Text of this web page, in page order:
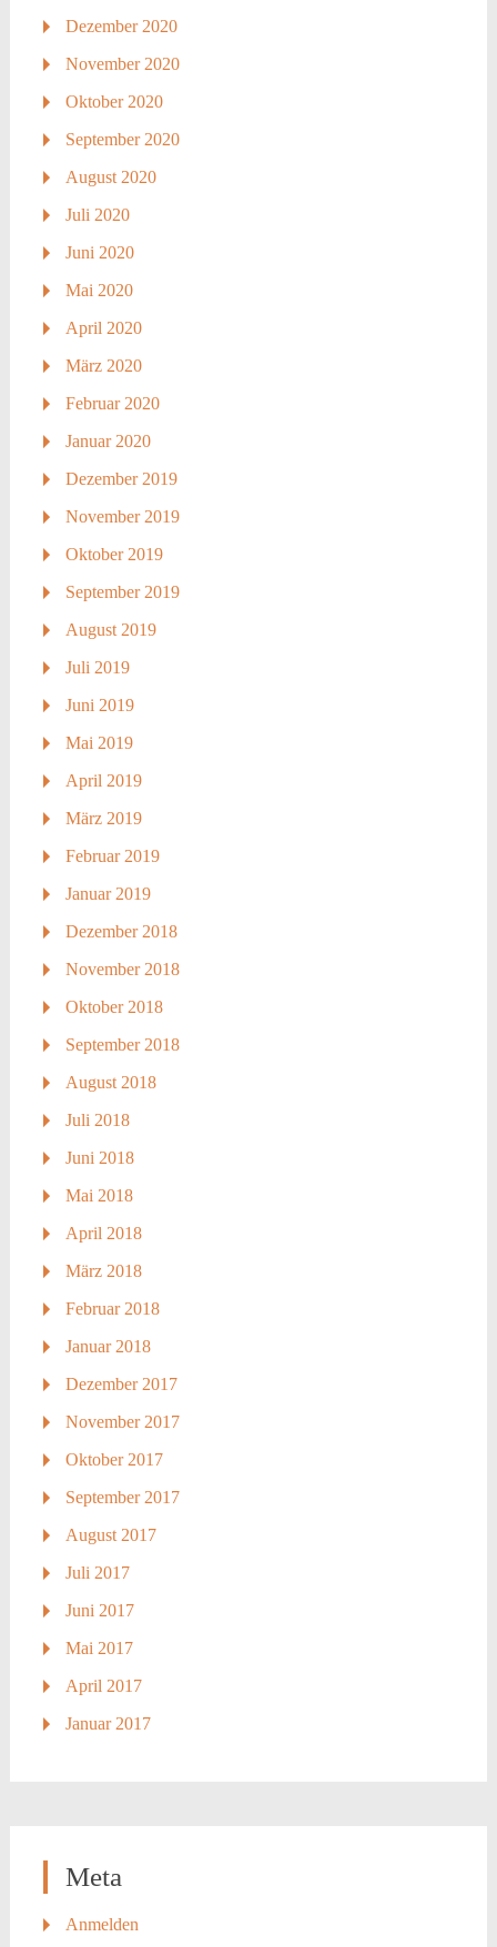
Dezember 2020
November 2020
Oktober 2020
September 2020
August 2020
Juli 2020
Juni 2020
Mai 2020
April 2020
März 2020
Februar 2020
Januar 2020
Dezember 2019
November 2019
Oktober 2019
September 2019
August 2019
Juli 2019
Juni 2019
Mai 2019
April 2019
März 2019
Februar 2019
Januar 2019
Dezember 2018
November 2018
Oktober 2018
September 2018
August 2018
Juli 2018
Juni 2018
Mai 2018
April 2018
März 2018
Februar 2018
Januar 2018
Dezember 2017
November 2017
Oktober 2017
September 2017
August 2017
Juli 2017
Juni 2017
Mai 2017
April 2017
Januar 2017
Meta
Anmelden